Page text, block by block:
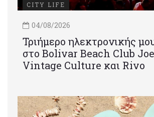
CITY LIFE
04/08/2026
Τριήμερο ηλεκτρονικής
στο Bolivar Beach Club
Vintage Culture και Rivo